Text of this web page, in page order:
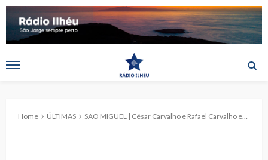
Home ÚLTIMAS SÃO MIGUEL | César Carvalho e Rafael Carvalho em Concerto na EXPO AÇORES ARTESANATO